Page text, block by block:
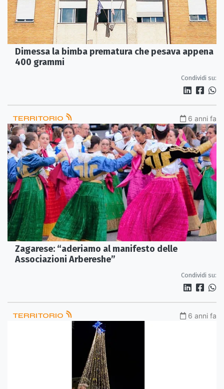
Dimessa la bimba prematura che pesava appena
400 grammi
Condividi su:
TERRITORIO 6 anni fa
Zagarese: “aderiamo al manifesto delle
Associazioni Arbereshe”
Condividi su:
TERRITORIO 6 anni fa